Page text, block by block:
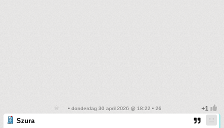
• donderdag 30 april 2026 @ 18:22 • 26
Szura